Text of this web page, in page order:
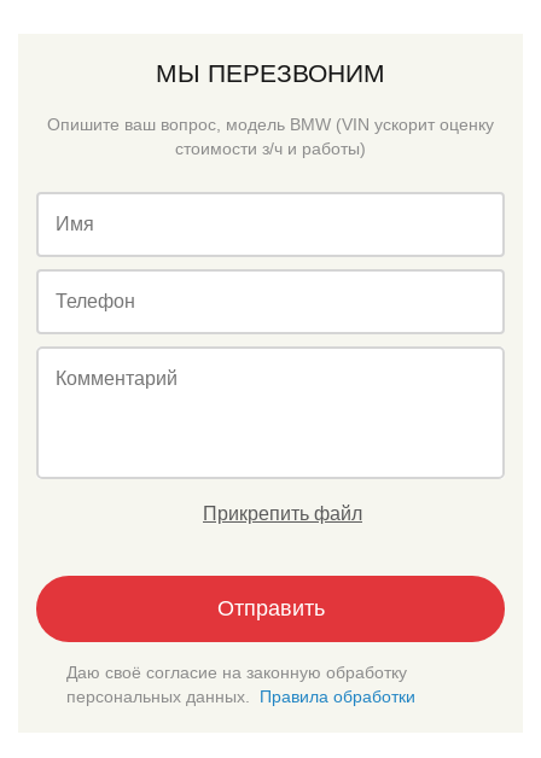
МЫ ПЕРЕЗВОНИМ
Опишите ваш вопрос, модель BMW (VIN ускорит оценку
стоимости з/ч и работы)
Имя
Телефон
Комментарий
Прикрепить файл
Отправить
Даю своё согласие на законную обработку
персональных данных.
Правила обработки